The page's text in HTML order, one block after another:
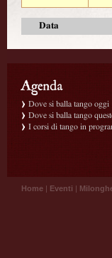
Data
Dove si balla tango oggi
Dove si balla tango
I corsi di tango in
Home | Eventi |